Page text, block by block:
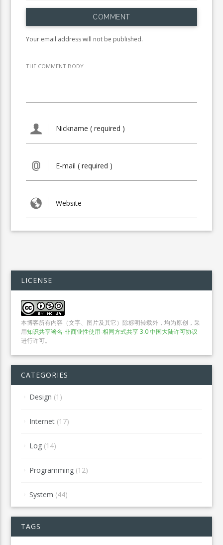
COMMENT
Your email address will not be published.
THE COMMENT BODY
LICENSE
本博客所有内容（文字、图片及其它）除标明转载外，均为原创，采
用知识共享署名-非商业性使用-相同方式共享 3.0 中国大陆许可协议
进行许可。
CATEGORIES
Design (1)
Internet (17)
Log (14)
Programming (12)
System (44)
TAGS